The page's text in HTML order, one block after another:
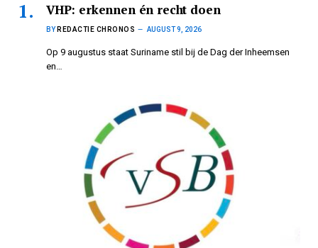
VHP: erkennen én recht doen
BY REDACTIE CHRONOS AUGUST 9, 2026
Op 9 augustus staat Suriname stil bij de Dag der Inheemsen
en…